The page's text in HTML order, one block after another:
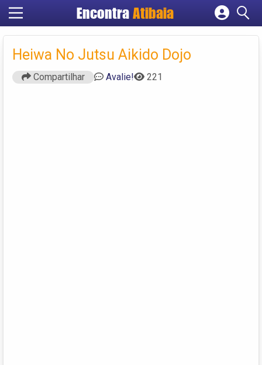
Encontra Atibaia
Cadastrar empresa
Criar conta
Heiwa No Jutsu Aikido Dojo
Compartilhar Avalie! 221